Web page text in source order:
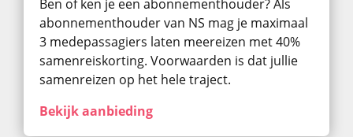
Ben of ken je een abonnementhouder? Als
abonnementhouder van NS mag je maximaal
3 medepassagiers laten meereizen met 40%
samenreiskorting. Voorwaarden is dat jullie
samenreizen op het hele traject.
Bekijk aanbieding